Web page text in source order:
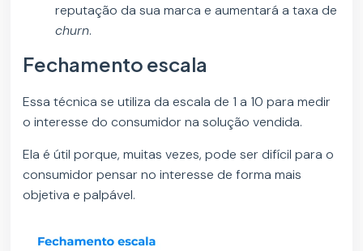
reputação da sua marca e aumentará a taxa de
churn.
Fechamento escala
Essa técnica se utiliza da escala de 1 a 10 para medir
o interesse do consumidor na solução vendida.
Ela é útil porque, muitas vezes, pode ser difícil para o
consumidor pensar no interesse de forma mais
objetiva e palpável.